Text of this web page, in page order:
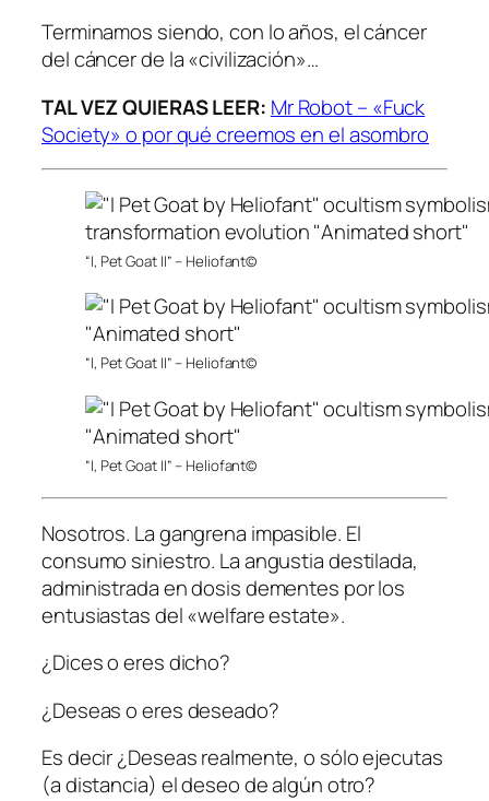
Terminamos siendo, con lo años, el cáncer
del cáncer de la «civilización»…
TAL VEZ QUIERAS LEER: Mr Robot – «Fuck
Society» o por qué creemos en el asombro
“I, Pet Goat II” – Heliofant©
“I, Pet Goat II” – Heliofant©
“I, Pet Goat II” – Heliofant©
Nosotros. La gangrena impasible. El
consumo siniestro. La angustia destilada,
administrada en dosis dementes por los
entusiastas del «welfare estate».
¿Dices o eres dicho?
¿Deseas o eres deseado?
Es decir ¿Deseas realmente, o sólo ejecutas
(a distancia) el deseo de algún otro?